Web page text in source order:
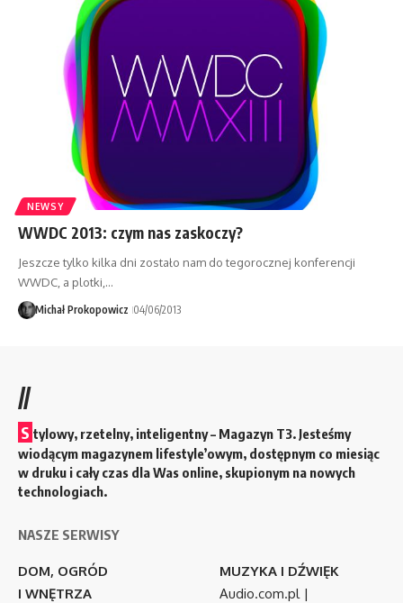
NEWSY
WWDC 2013: czym nas zaskoczy?
Jeszcze tylko kilka dni zostało nam do tegorocznej konferencji
WWDC, a plotki,…
Michał Prokopowicz 04/06/2013
//
S tylowy, rzetelny, inteligentny – Magazyn T3. Jesteśmy
wiodącym magazynem lifestyle’owym, dostępnym co miesiąc
w druku i cały czas dla Was online, skupionym na nowych
technologiach.
NASZE SERWISY
DOM, OGRÓD
I WNĘTRZA
MUZYKA I DŹWIĘK
Audio.com.pl|